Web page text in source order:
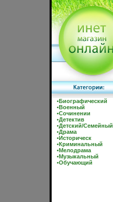
•Биографический
•Военный
•Сочинении
•Детектив
•Детский/Семейный
•Драма
•Историческ
•Криминальный
•Мелодрама
•Музыкальный
•Обучающий